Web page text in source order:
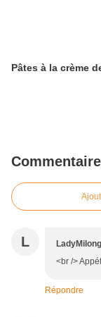
Pâtes à la crème
L
<br />
Répondre